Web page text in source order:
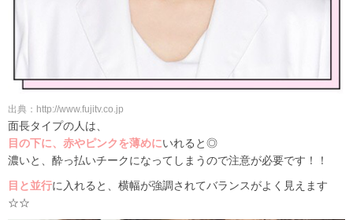
出典：http://www.fujitv.co.jp
面長タイプの人は、
目の下に、赤やピンクを薄めにいれると◎
濃いと、酔っ払いチークになってしまうので注意が必要です！！
目と並行に入れると、横幅が強調されてバランスがよく見えます
☆☆